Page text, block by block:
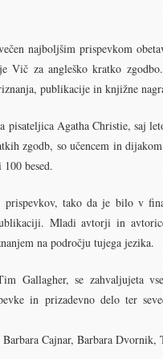
najboljšim prispevkom
Vič za angleško kratko
publikacije in knjižne
pisateljica Agatha Christie, saj
zgodb, so učencem in
besed.
prispevkov, tako da je bilo v
Mladi avtorji in
na področju tujega jezika.
Gallagher, se zahvaljujeta
in prizadevno delo ter
Cajnar, Barbara Dvornik,